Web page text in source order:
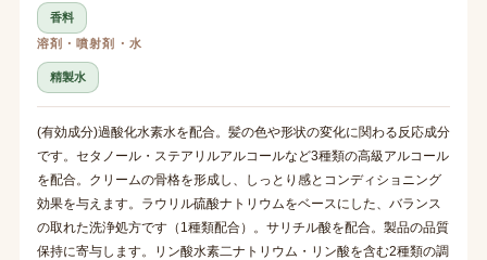
香料
溶剤・噴射剤・水
精製水
(有効成分)過酸化水素水を配合。髪の色や形状の変化に関わる反応成分
です。セタノール・ステアリルアルコールなど3種類の高級アルコール
を配合。クリームの骨格を形成し、しっとり感とコンディショニング
効果を与えます。ラウリル硫酸ナトリウムをベースにした、バランス
の取れた洗浄処方です（1種類配合）。サリチル酸を配合。製品の品質
保持に寄与します。リン酸水素二ナトリウム・リン酸を含む2種類の調